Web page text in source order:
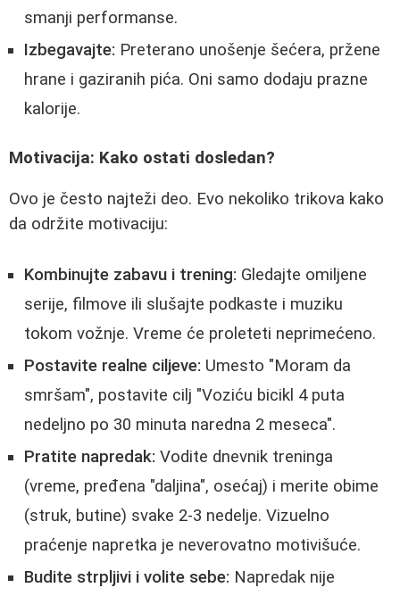
smanji performanse.
Izbegavajte: Preterano unošenje šećera, pržene
hrane i gaziranih pića. Oni samo dodaju prazne
kalorije.
Motivacija: Kako ostati dosledan?
Ovo je često najteži deo. Evo nekoliko trikova kako
da održite motivaciju:
Kombinujte zabavu i trening: Gledajte omiljene
serije, filmove ili slušajte podkaste i muziku
tokom vožnje. Vreme će proleteti neprimećeno.
Postavite realne ciljeve: Umesto "Moram da
smršam", postavite cilj "Voziću bicikl 4 puta
nedeljno po 30 minuta naredna 2 meseca".
Pratite napredak: Vodite dnevnik treninga
(vreme, pređena "daljina", osećaj) i merite obime
(struk, butine) svake 2-3 nedelje. Vizuelno
praćenje napretka je neverovatno motivišuće.
Budite strpljivi i volite sebe: Napredak nije